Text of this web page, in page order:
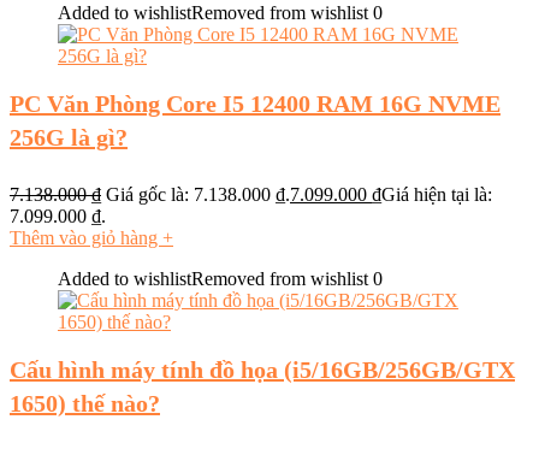
Added to wishlistRemoved from wishlist 0
PC Văn Phòng Core I5 12400 RAM 16G NVME
256G là gì?
7.138.000₫ Giá gốc là: 7.138.000 ₫.7.099.000 ₫Giá hiện tại là:
7.099.000 ₫.
Thêm vào giỏ hàng +
Added to wishlistRemoved from wishlist 0
Cấu hình máy tính đồ họa (i5/16GB/256GB/GTX
1650) thế nào?